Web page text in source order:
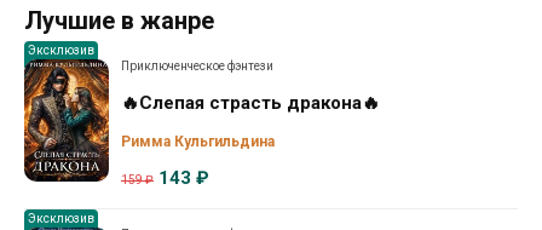
Лучшие в жанре
Эксклюзив
Приключенческое фэнтези
🔥Слепая страсть дракона🔥
Римма Кульгильдина
159 ₽ 143 ₽
Эксклюзив